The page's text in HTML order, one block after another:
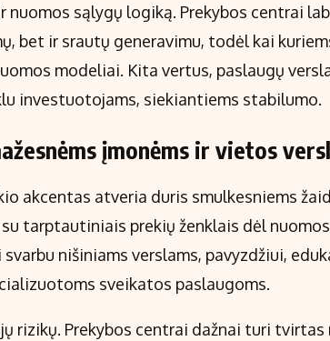
nuomos sąlygų logiką. Prekybos centrai
bet ir srautų generavimu, todėl kai
modeliai. Kita vertus, paslaugų
investuotojams, siekiantiems stabilumo.
įmonėms ir vietos
akcentas atveria duris smulkesniems
tarptautiniais prekių ženklais dėl
nišiniams verslams, pavyzdžiui,
sveikatos paslaugoms.
rizikų. Prekybos centrai dažnai turi